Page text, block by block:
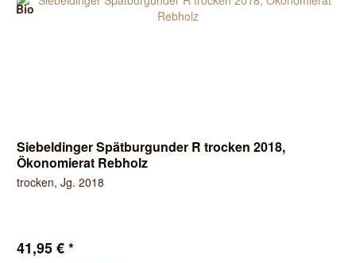
Bio
Siebeldinger Spätburgunder R trocken 2018,
Ökonomierat Rebholz
trocken, Jg. 2018
41,95 € *